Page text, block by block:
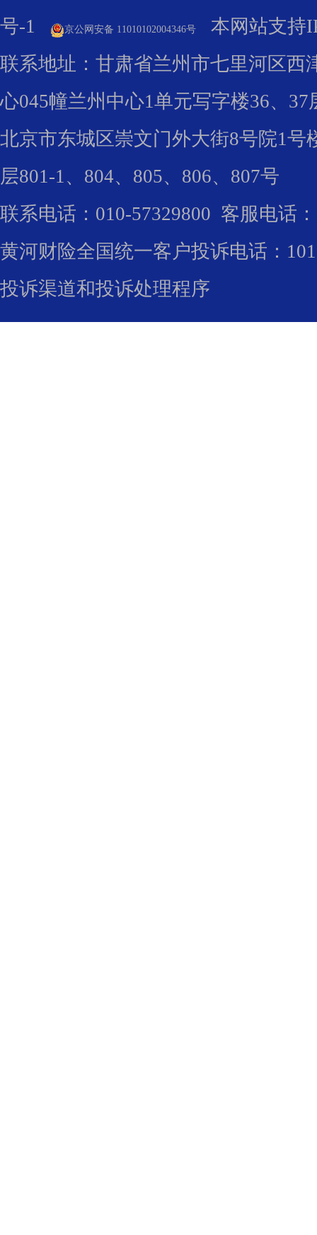
号-1
京公网安备 11010102004346号
本网站支持
联系地址：甘肃省兰州市七里河区西
心045幢兰州中心1单元写字楼36、37
北京市东城区崇文门外大街8号院1号
层801-1、804、805、806、807号
联系电话：010-57329800 客服电话
黄河财险全国统一客户投诉电话：
投诉渠道和投诉处理程序